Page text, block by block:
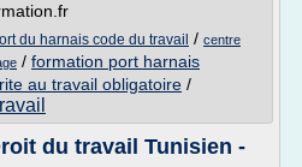
du harnais code du travail / centre
/ formation port harnais
au travail obligatoire /
du travail Tunisien -